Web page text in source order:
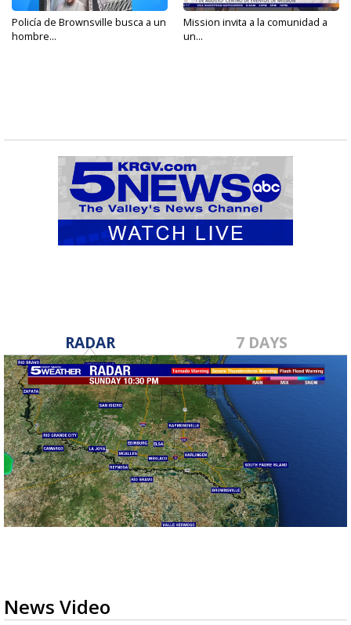
Policía de Brownsville busca a un
hombre...
Mission invita a la comunidad a
un...
RADAR 7 DAYS
News Video